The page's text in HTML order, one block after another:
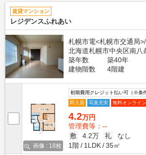
賃貸マンション
レジデンスふれあい
札幌市電<札幌市交通局
北海道札幌市中央区南八
築年数
築40年
建物階数
4階建
画像 : 18枚
初期費用クレジット払い可（※条
即入居
写真充実 無料オンライ
4.2万円
管理費等：--
敷
4.2万 礼
なし
1階
1LDK 35㎡